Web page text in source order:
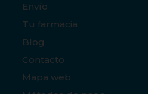
Envío
Tu farmacia
Blog
Contacto
Mapa web